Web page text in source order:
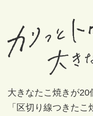
大きなたこ焼きが20
「区切り線つきたこ